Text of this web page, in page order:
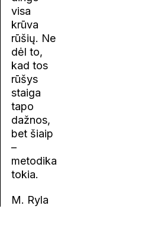
visa
krūva
rūšių. Ne
dėl to,
kad tos
rūšys
staiga
tapo
dažnos,
bet šiaip
–
metodika
tokia.
M. Ryla